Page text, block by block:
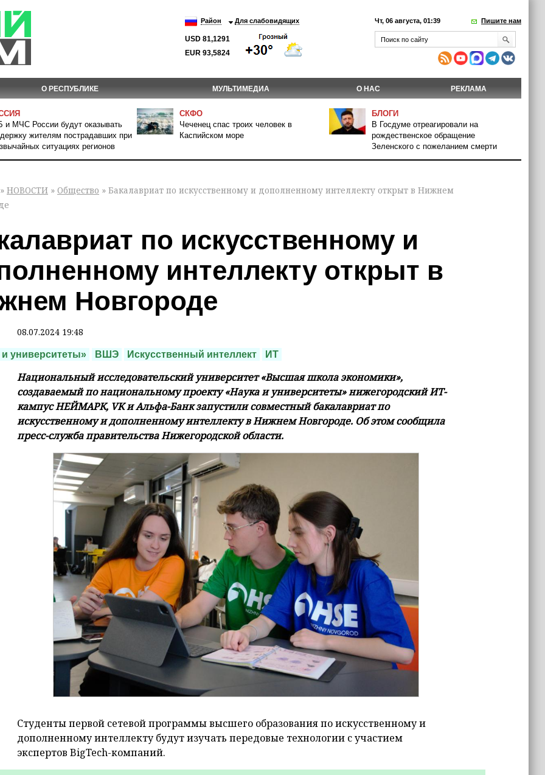
Район Для слабовидящих
USD 81,1291
EUR 93,5824
Чт, 06 августа, 01:39 Пишите нам
О РЕСПУБЛИКЕ МУЛЬТИМЕДИА О НАС РЕКЛАМА
и МЧС России будут оказывать
жителям пострадавших при
ситуациях регионов
СКФО
Чеченец спас троих человек в
Каспийском море
БЛОГИ
В Госдуме отреагировали на
рождественское обращение
Зеленского с пожеланием смерти
» НОВОСТИ » Общество » Бакалавриат по искусственному и дополненному интеллекту открыт в Нижнем
по искусственному и
интеллекту открыт в
Новгороде
08.07.2024 19:48
и университеты» ВШЭ Искусственный интеллект ИТ
Национальный исследовательский университет «Высшая школа экономики»,
создаваемый по национальному проекту «Наука и университеты» нижегородский ИТ-
кампус НЕЙМАРК, VK и Альфа-Банк запустили совместный бакалавриат по
искусственному и дополненному интеллекту в Нижнем Новгороде. Об этом сообщила
пресс-служба правительства Нижегородской области.
Студенты первой сетевой программы высшего образования по искусственному и
дополненному интеллекту будут изучать передовые технологии с участием
экспертов BigTech-компаний.